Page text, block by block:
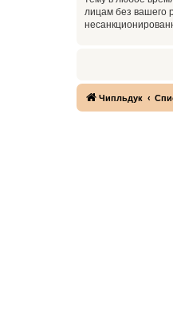
лицам без вашего
Чипльдук